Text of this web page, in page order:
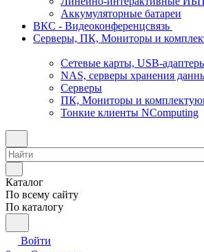
Аккумуляторные батареи
ВКС - Видеоконференцсвязь
Серверы, ПК, Мониторы и
Сетевые карты, USB-
NAS, серверы хранения
Серверы
ПК, Мониторы и
Тонкие клиенты NComputing
Каталог
По всему сайту
По каталогу
Войти